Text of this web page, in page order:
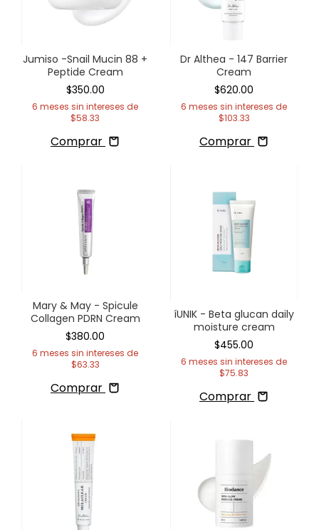
Jumiso -Snail Mucin 88 +
Peptide Cream
$350.00
6 meses sin intereses de
$58.33
Comprar
Dr Althea - 147 Barrier
Cream
$620.00
6 meses sin intereses de
$103.33
Comprar
Mary & May - Spicule
Collagen PDRN Cream
$380.00
6 meses sin intereses de
$63.33
Comprar
íUNIK - Beta glucan daily
moisture cream
$455.00
6 meses sin intereses de
$75.83
Comprar